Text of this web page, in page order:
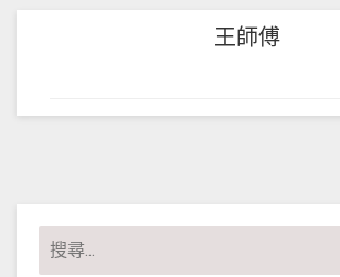
王師傅
搜
尋